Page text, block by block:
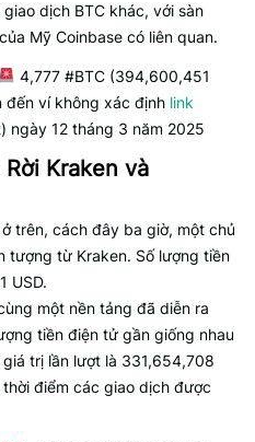
dịch BTC khác, với sàn
Mỹ Coinbase có liên quan.
4,777 #BTC (394,600,451
đến ví không xác định link
ngày 12 tháng 3 năm 2025
Kraken và
trên, cách đây ba giờ, một chủ
tượng từ Kraken. Số lượng tiền
USD.
một nền tảng đã diễn ra
tiền điện tử gần giống nhau
trị lần lượt là 331,654,708
điểm các giao dịch được